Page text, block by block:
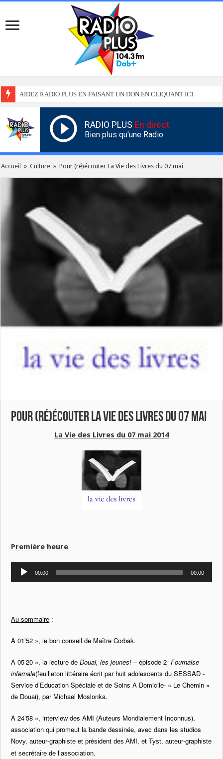
AIDEZ RADIO PLUS EN FAISANT UN DON EN CLIQUANT ICI
RADIO PLUS En direct
Bien plus qu'une Radio
Accueil » Culture » Pour (ré)écouter La Vie des Livres du 07 mai
Pour (ré)écouter La Vie des Livres du 07 mai
La Vie des Livres du 07 mai 2014
Première heure
Lecteur
audio
00:00 00:00
Au sommaire :
A 01’52 », le bon conseil de Maître Corbak.
A 05’20 », la lecture deDouai, les jeunes! – épisode 2Fournaise
infernale(feuilleton littéraire écrit par huit adolescents du SESSAD -
Service d’Education Spéciale et de Soins A Domicile- « Le Chemin »
de Douai), par Michaël Moslonka.
A 24’58 », interview des AMI (Auteurs Mondialement Inconnus),
association qui promeut la bande dessinée, avec dans les studios
Novy, auteur-graphiste et président des AMI, et Tyst, auteur-graphiste
et secrétaire de l’association.